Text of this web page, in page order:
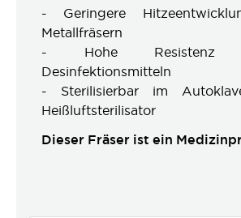
- Geringere
Metallfräsern
- Hohe Resistenz
Desinfektionsmitteln
- Sterilisierbar im
Heißluftsterilisator
Dieser Fräser ist ein